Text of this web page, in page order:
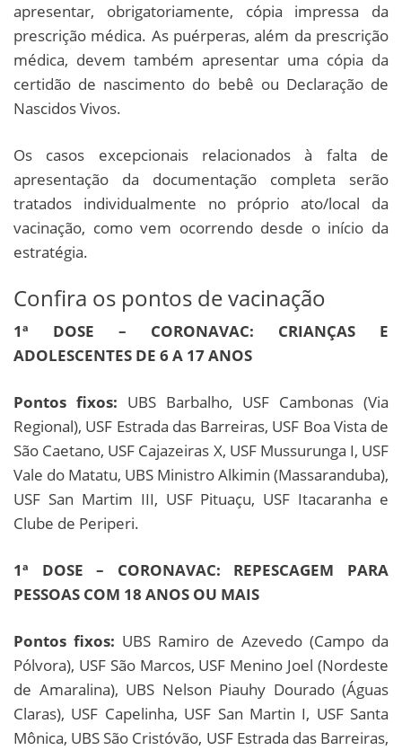
apresentar, obrigatoriamente, cópia impressa da
prescrição médica. As puérperas, além da prescrição
médica, devem também apresentar uma cópia da
certidão de nascimento do bebê ou Declaração de
Nascidos Vivos.
Os casos excepcionais relacionados à falta de
apresentação da documentação completa serão
tratados individualmente no próprio ato/local da
vacinação, como vem ocorrendo desde o início da
estratégia.
Confira os pontos de vacinação
1ª DOSE – CORONAVAC: CRIANÇAS E
ADOLESCENTES DE 6 A 17 ANOS
Pontos fixos: UBS Barbalho, USF Cambonas (Via
Regional), USF Estrada das Barreiras, USF Boa Vista de
São Caetano, USF Cajazeiras X, USF Mussurunga I, USF
Vale do Matatu, UBS Ministro Alkimin (Massaranduba),
USF San Martim III, USF Pituaçu, USF Itacaranha e
Clube de Periperi.
1ª DOSE – CORONAVAC: REPESCAGEM PARA
PESSOAS COM 18 ANOS OU MAIS
Pontos fixos: UBS Ramiro de Azevedo (Campo da
Pólvora), USF São Marcos, USF Menino Joel (Nordeste
de Amaralina), UBS Nelson Piauhy Dourado (Águas
Claras), USF Capelinha, USF San Martin I, USF Santa
Mônica, UBS São Cristóvão, USF Estrada das Barreiras,